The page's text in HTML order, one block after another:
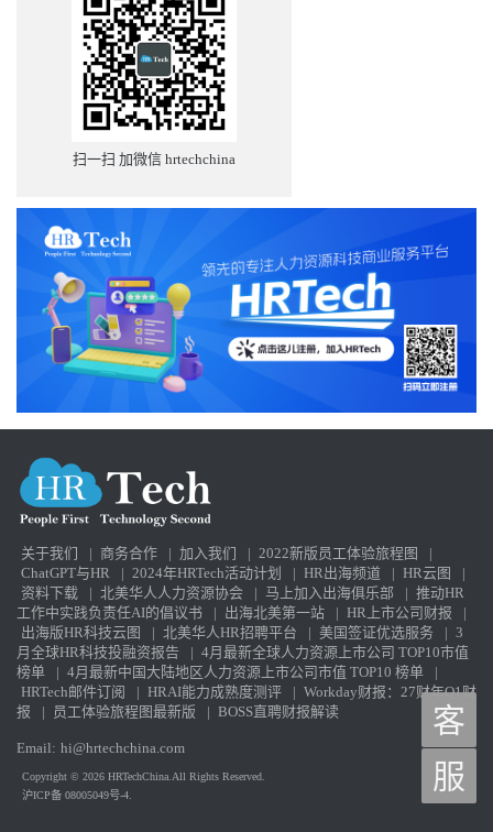
扫一扫 加微信 hrtechchina
关于我们 | 商务合作 | 加入我们 | 2022新版员工体验旅程图
|
ChatGPT与HR
| 2024年HRTech活动计划 | HR出海频道 | HR云图
|
资料下载
| 北美华人人力资源协会 | 马上加入出海俱乐部 | 推动HR
工作中实践负责任AI的倡议书
| 出海北美第一站 | HR上市公司财报
|
出海版HR科技云图
| 北美华人HR招聘平台 | 美国签证优选服务 | 3
月全球HR科技投融资报告
| 4月最新全球人力资源上市公司 TOP10市值
榜单
| 4月最新中国大陆地区人力资源上市公司市值 TOP10 榜单
|
HRTech邮件订阅
| HRAI能力成熟度测评 | Workday财报：27财年Q1财
报
| 员工体验旅程图最新版 | BOSS直聘财报解读
Email: hi@hrtechchina.com
Copyright © 2026 HRTechChina.All Rights Reserved.
沪ICP备 08005049号-4.
客
服